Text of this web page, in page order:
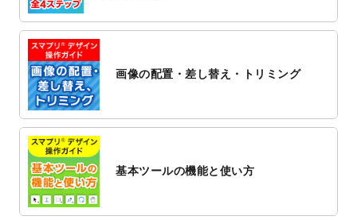
2022/12/26
止のお知らせ
2022/12/16
トを公開いたしました。
2022/12/1
2022/11/25
【新商品】封筒が作成できるようになりま
2022/11/25
【新商品】クリアファイルが作成できるよ
2022/11/4
画像の配置・差し替え・トリミング
基本ツールの機能と使い方